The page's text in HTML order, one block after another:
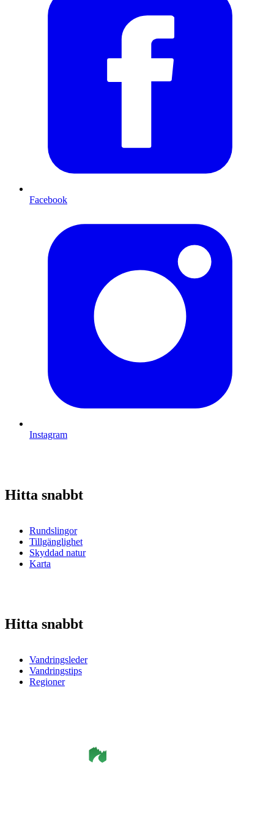
Facebook
Instagram
Hitta snabbt
Rundslingor
Tillgänglighet
Skyddad natur
Karta
Hitta snabbt
Vandringsleder
Vandringstips
Regioner